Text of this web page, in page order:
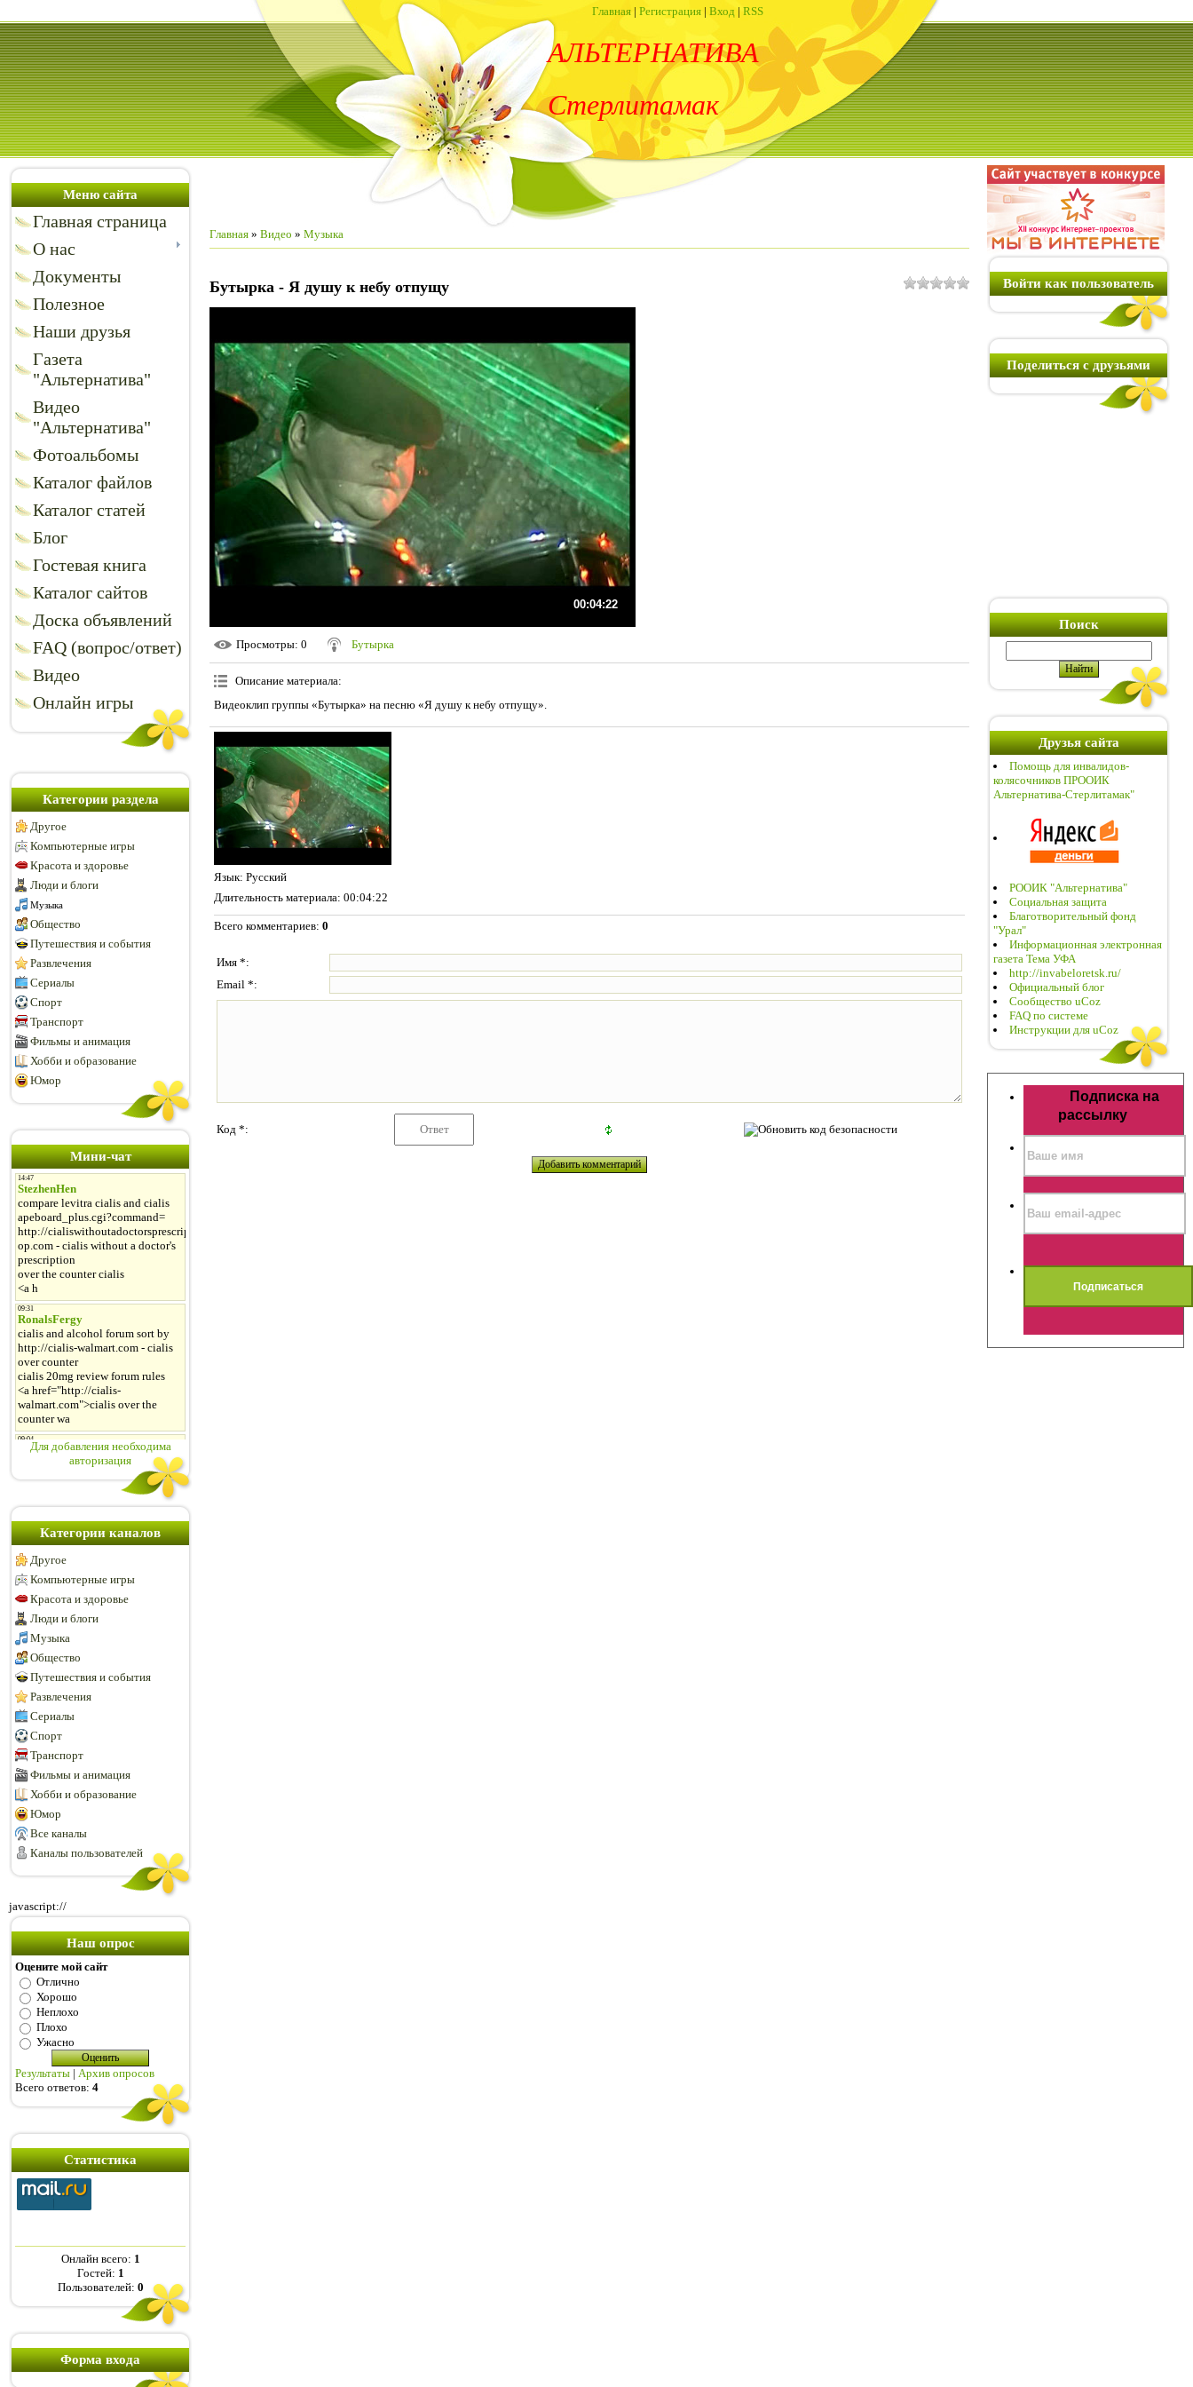
Главная | Регистрация | Вход | RSS
АЛЬТЕРНАТИВА
Стерлитамак
Меню сайта
Главная страница
О нас
Документы
Полезное
Наши друзья
Газета
"Альтернатива"
Видео
"Альтернатива"
Фотоальбомы
Каталог файлов
Каталог статей
Блог
Гостевая книга
Каталог сайтов
Доска объявлений
FAQ (вопрос/ответ)
Видео
Онлайн игры
Категории раздела
Другое
Компьютерные игры
Красота и здоровье
Люди и блоги
Музыка
Общество
Путешествия и события
Развлечения
Сериалы
Спорт
Транспорт
Фильмы и анимация
Хобби и образование
Юмор
Мини-чат
Для добавления необходима
авторизация
Категории каналов
Другое
Компьютерные игры
Красота и здоровье
Люди и блоги
Музыка
Общество
Путешествия и события
Развлечения
Сериалы
Спорт
Транспорт
Фильмы и анимация
Хобби и образование
Юмор
Все каналы
Каналы пользователей
javascript://
Наш опрос
Оцените мой сайт
Отлично
Хорошо
Неплохо
Плохо
Ужасно
Результаты | Архив опросов
Всего ответов: 4
Статистика
Онлайн всего: 1
Гостей: 1
Пользователей: 0
Форма входа
Главная » Видео » Музыка
Бутырка - Я душу к небу отпущу
00:04:22
Просмотры: 0 Бутырка
Описание материала:
Видеоклип группы «Бутырка» на песню «Я душу к небу отпущу».
Язык: Русский
Длительность материала: 00:04:22
Всего комментариев: 0
Имя *:
Email *:
Код *:
Войти как пользователь
Поделиться с друзьями
Поиск
Друзья сайта
Помощь для инвалидов-
колясочников ПРООИК
Альтернатива-Стерлитамак"
РООИК "Альтернатива"
Социальная защита
Благотворительный фонд
"Урал"
Информационная электронная
газета Тема УФА
http://invabeloretsk.ru/
Официальный блог
Сообщество uCoz
FAQ по системе
Инструкции для uCoz
Подписка на
рассылку